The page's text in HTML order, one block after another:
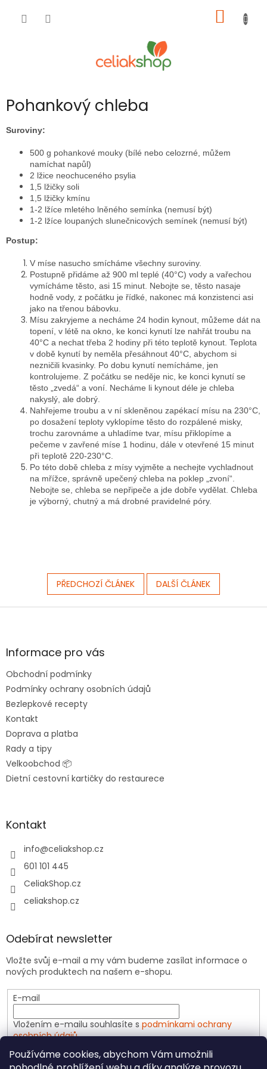
Používáme cookies, abychom Vám umožnili
KOŠÍK
Pohankový chleba
Suroviny:
500 g pohankové mouky (bílé nebo celozrné, můžem
namíchat napůl)
2 lžice neochuceného psylia
1,5 lžičky soli
1,5 lžičky kmínu
1-2 lžíce mletého lněného semínka (nemusí být)
1-2 lžíce loupaných slunečnicových semínek (nemusí být)
Postup:
V míse nasucho smícháme všechny suroviny.
Postupně přidáme až 900 ml teplé (40°C) vody a vařechou
vymícháme těsto, asi 15 minut. Nebojte se, těsto nasaje
hodně vody, z počátku je řídké, nakonec má konzistenci asi
jako na třenou bábovku.
Mísu zakryjeme a necháme 24 hodin kynout, můžeme dát na
topení, v létě na okno, ke konci kynutí lze nahřát troubu na
40°C a nechat třeba 2 hodiny při této teplotě kynout. Teplota
v době kynutí by neměla přesáhnout 40°C, abychom si
nezničili kvasinky. Po dobu kynutí nemícháme, jen
kontrolujeme. Z počátku se neděje nic, ke konci kynutí se
těsto „zvedá“ a voní. Necháme li kynout déle je chleba
nakyslý, ale dobrý.
Nahřejeme troubu a v ní skleněnou zapékací mísu na 230°C,
po dosažení teploty vyklopíme těsto do rozpálené misky,
trochu zarovnáme a uhladíme tvar, mísu přiklopíme a
pečeme v zavřené míse 1 hodinu, dále v otevřené 15 minut
při teplotě 220-230°C.
Po této době chleba z mísy vyjměte a nechejte vychladnout
na mřížce, správně upečený chleba na poklep „zvoní“.
Nebojte se, chleba se nepřipeče a jde dobře vydělat. Chleba
je výborný, chutný a má drobné pravidelné póry.
PŘEDCHOZÍ ČLÁNEK DALŠÍ ČLÁNEK
Z
aInformace pro vás
Obchodní podmínky
Podmínky ochrany osobních údajů
Bezlepkové recepty
Kontakt
Doprava a platba
Rady a tipy
Velkoobchod 📦
Dietní cestovní kartičky do restaurece
Kontakt
info@celiakshop.cz
601 101 445
CeliakShop.cz
celiakshop.cz
Odebírat newsletter
Vložte svůj e-mail a my vám budeme zasílat informace o
nových produktech na našem e-shopu.
E-mail
Vložením e-mailu souhlasíte s podmínkami ochrany
osobních údajů
PŘIHLÁSIT SE